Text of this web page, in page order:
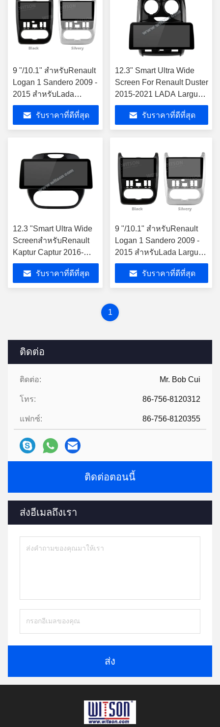
ติดต่อ
ติดต่อ: Mr. Bob Cui
โทร: 86-756-8120312
แฟกซ์: 86-756-8120355
ติดต่อตอนนี้
ส่งอีเมลถึงเรา
ส่ง
9 "/10.1" สำหรับRenault
Logan 1 Sandero 2009 -
2015 สำหรับLada
Largus Lergus 2012 -
2020 สำหรับDacia
Duster 2010 - 2017
รับราคาที่ดีที่สุด
12.3" Smart Ultra Wide
Screen For Renault Duster
2015-2021 LADA Largus
2021 รถยนต์ วิดีโอสัมผัส
QLED มัลติมีเดีย สเตียโร่
รับราคาที่ดีที่สุด
12.3 "Smart Ultra Wide
ScreenสำหรับRenault
Kaptur Captur 2016-
2019 รถวิดีโอTouch
QLEDมัลติมีเดียสเตอริโอ
(WH2998)
รับราคาที่ดีที่สุด
9 "/10.1" สำหรับRenault
Logan 1 Sandero 2009 -
2015 สำหรับLada Largus
Lergus 2012 - 2020
สำหรับDacia Duster 2010
- 2017
รับราคาที่ดีที่สุด
1